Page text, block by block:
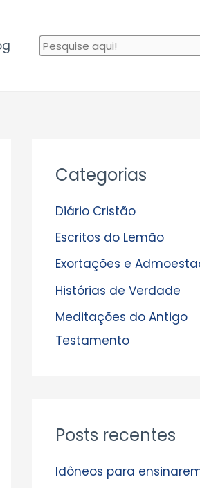
Categorias
Diário Cristão
Escritos do Lemão
Exortações e
Histórias de Verdade
Meditações do Antigo
Testamento
Posts recentes
Idôneos para
r
u
i
v
o
s